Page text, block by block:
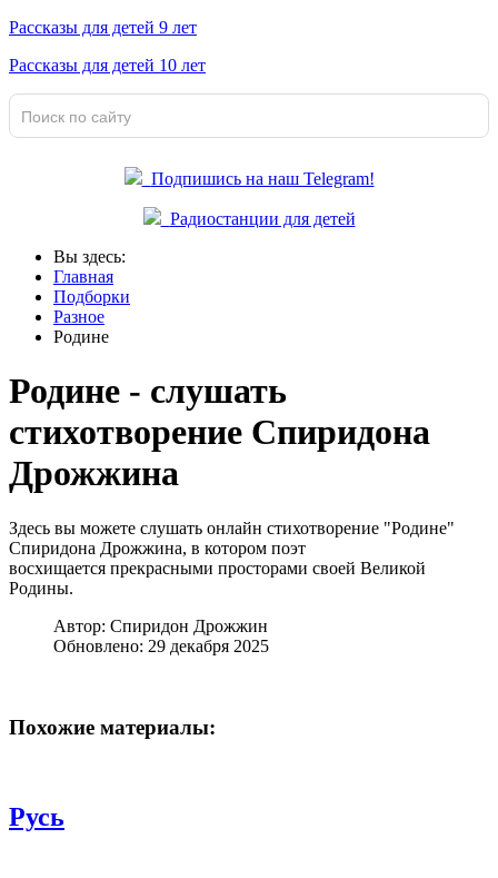
Рассказы для детей 9 лет
Рассказы для детей 10 лет
Подпишись на наш Telegram!
Радиостанции для детей
Вы здесь:
Главная
Подборки
Разное
Родине
Родине - слушать
стихотворение Спиридона
Дрожжина
Здесь вы можете слушать онлайн стихотворение "Родине"
Спиридона Дрожжина, в котором поэт
восхищается прекрасными просторами своей Великой
Родины.
Автор: Спиридон Дрожжин
Обновлено: 29 декабря 2025
Похожие материалы:
Русь